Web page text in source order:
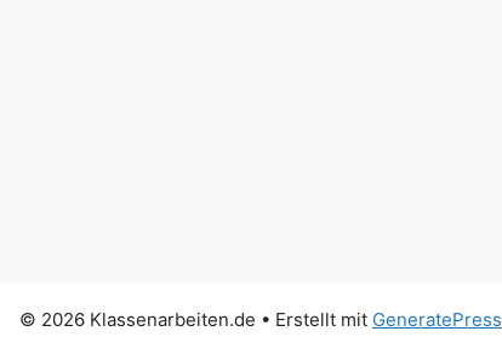
© 2026 Klassenarbeiten.de • Erstellt mit GeneratePress